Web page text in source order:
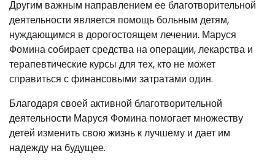
Другим важным направлением ее благотворительной
деятельности является помощь больным детям,
нуждающимся в дорогостоящем лечении. Маруся
Фомина собирает средства на операции, лекарства и
терапевтические курсы для тех, кто не может
справиться с финансовыми затратами один.
Благодаря своей активной благотворительной
деятельности Маруся Фомина помогает множеству
детей изменить свою жизнь к лучшему и дает им
надежду на будущее.